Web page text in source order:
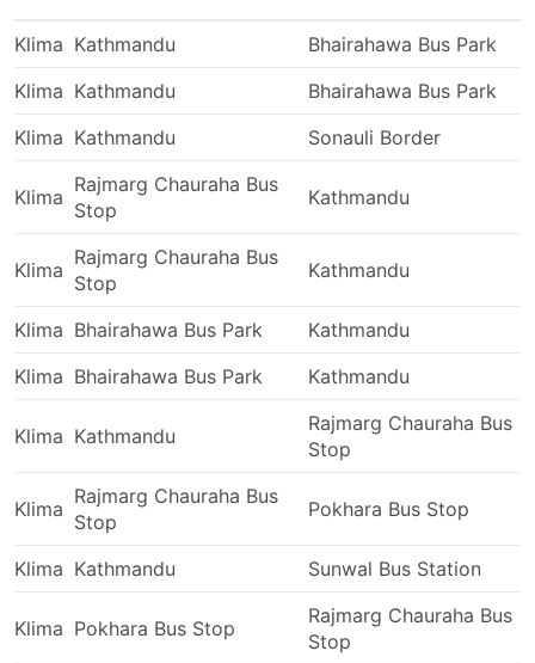
Oni uvelike ovise o situaciji na cesti koja ponekad
izgradnji ceste, zaobilaznice, itd. Ovo posebno
sezone ili državnih praznika. Imajte to na umu i
nemojte planirati presjedanja točno u minutu.
Putovanje određenim rutama ili tijekom
prethodnu rezervaciju. Imajte na umu da nije
uvijek moguće pojaviti se na autobusnom
mogle biti rasprodane, stoga organizirajte svoje
putovanje u skladu s tim.
Klima Kathmandu
Bhairahawa Bus Park
Klima Kathmandu
Bhairahawa Bus Park
Klima Kathmandu Sonauli Border
Klima
Rajmarg Chauraha Bus
Stop
Kathmandu
Klima
Rajmarg Chauraha Bus
Stop
Kathmandu
Klima Bhairahawa Bus Park
Kathmandu
Klima Bhairahawa Bus Park Kathmandu
Klima Kathmandu
Rajmarg Chauraha Bus
Stop
Klima
Rajmarg Chauraha Bus
Stop
Pokhara Bus Stop
Klima Kathmandu Sunwal Bus Station
Klima Pokhara Bus Stop
Rajmarg Chauraha Bus
Stop